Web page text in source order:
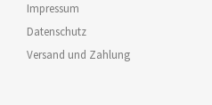
Impressum
Datenschutz
Versand und Zahlung